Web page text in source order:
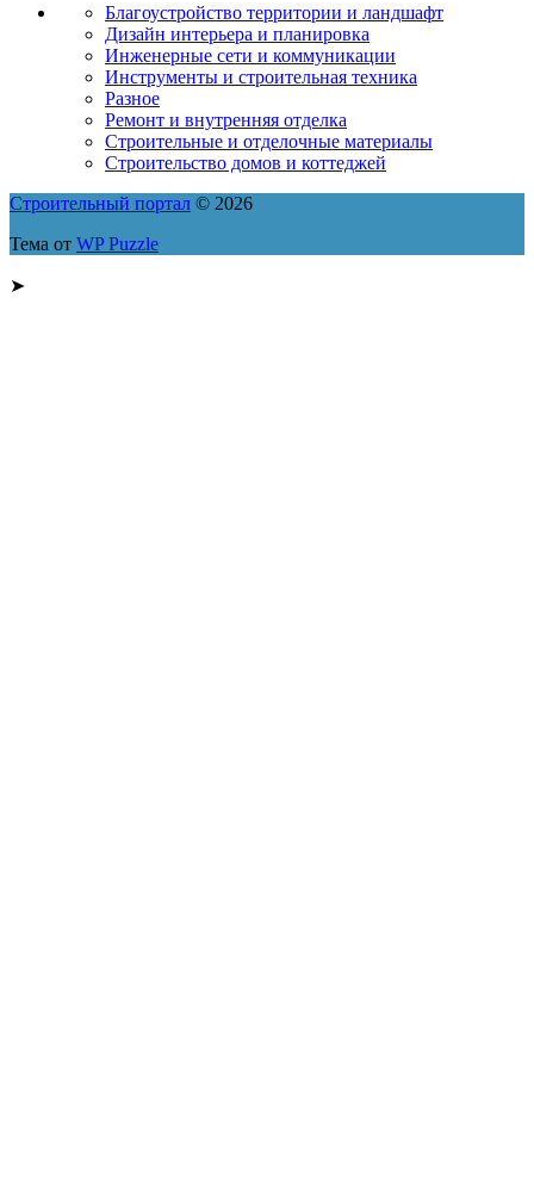
Благоустройство территории и ландшафт
Дизайн интерьера и планировка
Инженерные сети и коммуникации
Инструменты и строительная техника
Разное
Ремонт и внутренняя отделка
Строительные и отделочные материалы
Строительство домов и коттеджей
Строительный портал © 2026
Тема от WP Puzzle
➤